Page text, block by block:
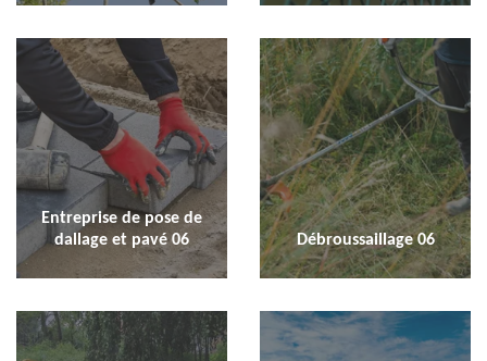
Entreprise de pose de
dallage et pavé 06
Débroussaillage 06